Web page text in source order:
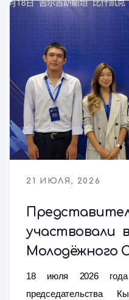
21 ИЮЛЯ, 2026
участвовали
18 июля 2026
председательства